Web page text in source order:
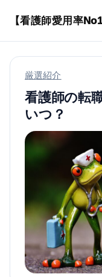
厳選紹介
看護師の転
いつ？